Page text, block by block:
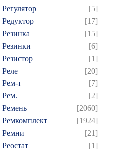
Регулятор
[5]
Редуктор
[17]
Резинка
[15]
Резинки
[6]
Резистор
[1]
Реле
[20]
Рем-т
[7]
Рем.
[2]
Ремень
[2060]
Ремкомплект
[1924]
Ремни
[21]
Реостат
[1]